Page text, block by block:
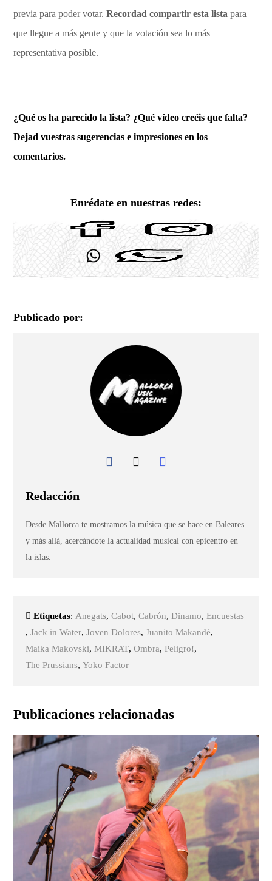
previa para poder votar.Recordad compartir esta lista para
que llegue a más gente y que la votación sea lo más
representativa posible.
¿Qué os ha parecido la lista? ¿Qué vídeo creéis que falta?
Dejad vuestras sugerencias e impresiones en los
comentarios.
Enrédate en nuestras redes:
Publicado por:
Redacción
Desde Mallorca te mostramos la música que se hace en Baleares
y más allá, acercándote la actualidad musical con epicentro en
la islas.
Etiquetas: Anegats,Cabot,Cabrón,Dinamo,Encuestas
,Jack in Water,Joven Dolores,Juanito Makandé,
Maika Makovski,MIKRAT,Ombra,Peligro!,
The Prussians,Yoko Factor
Publicaciones relacionadas